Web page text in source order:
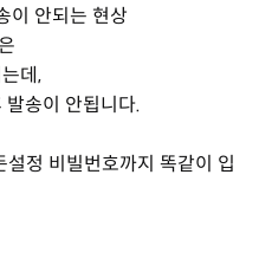
이 안되는 현상
데,
송이 안됩니다.
정 비빌번호까지 똑같이 입